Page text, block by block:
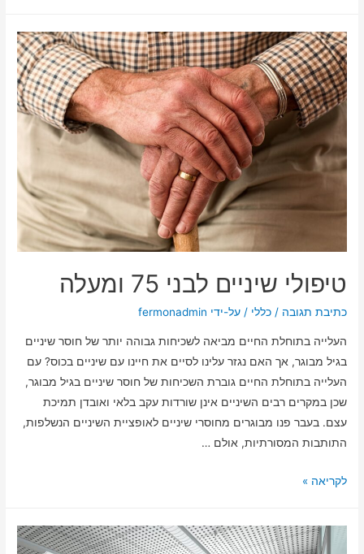
טיפולי שיניים לבני 75 ומעלה
כתיבת תגובה /כללי / על-ידי fermonadmin
העלייה בתוחלת החיים מביאה לשכיחות גבוהה יותר של חוסר שיניים
בגיל מבוגר, אך האם נגזר עלינו לסיים את חיינו עם שיניים בכוס? עם
העלייה בתוחלת החיים גוברת השכיחות של חוסר שיניים בגיל מבוגר,
שכן במקרים רבים השיניים אינן שורדות עקב בלאי ואובדן תמיכת
עצם. בעבר פנו מבוגרים מחוסרי שיניים לאופציית השיניים הנשלפות,
התותבות המסורתיות, אולם …
לקריאה »